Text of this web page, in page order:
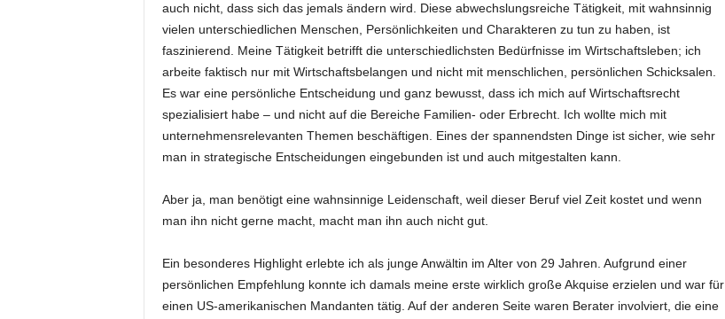
auch nicht, dass sich das jemals ändern wird. Diese abwechslungsreiche Tätigkeit, mit wahnsinnig
vielen unterschiedlichen Menschen, Persönlichkeiten und Charakteren zu tun zu haben, ist
faszinierend. Meine Tätigkeit betrifft die unterschiedlichsten Bedürfnisse im Wirtschaftsleben; ich
arbeite faktisch nur mit Wirtschaftsbelangen und nicht mit menschlichen, persönlichen Schicksalen.
Es war eine persönliche Entscheidung und ganz bewusst, dass ich mich auf Wirtschaftsrecht
spezialisiert habe – und nicht auf die Bereiche Familien- oder Erbrecht. Ich wollte mich mit
unternehmensrelevanten Themen beschäftigen. Eines der spannendsten Dinge ist sicher, wie sehr
man in strategische Entscheidungen eingebunden ist und auch mitgestalten kann.
Aber ja, man benötigt eine wahnsinnige Leidenschaft, weil dieser Beruf viel Zeit kostet und wenn
man ihn nicht gerne macht, macht man ihn auch nicht gut.
Ein besonderes Highlight erlebte ich als junge Anwältin im Alter von 29 Jahren. Aufgrund einer
persönlichen Empfehlung konnte ich damals meine erste wirklich große Akquise erzielen und war für
einen US-amerikanischen Mandanten tätig. Auf der anderen Seite waren Berater involviert, die eine